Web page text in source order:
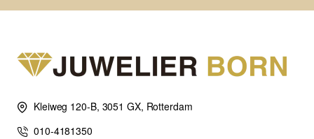
Kleiweg 120-B, 3051 GX, Rotterdam
010-4181350